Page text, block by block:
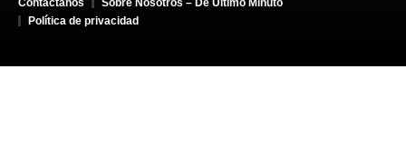
Contáctanos
Sobre Nosotros – De Último Minuto
Política de privacidad